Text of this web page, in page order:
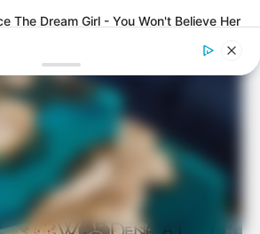
The Dream Girl - You Won't Believe Her
Response After Being Freed From